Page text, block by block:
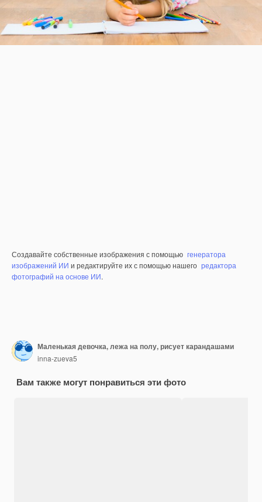
Создавайте собственные изображения с помощью генератора
изображений ИИ и редактируйте их с помощью нашего редактора
фотографий на основе ИИ.
Маленькая девочка, лежа на полу, рисует карандашами
inna-zueva5
Вам также могут понравиться эти фото